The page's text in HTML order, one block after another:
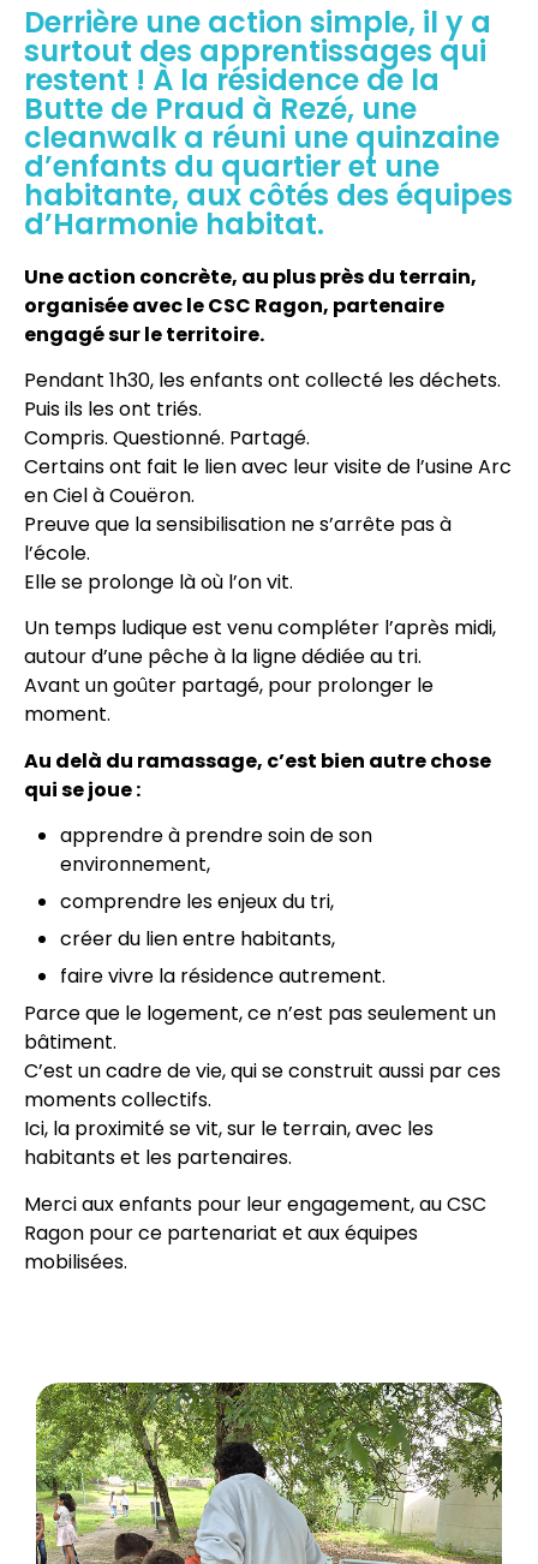
Derrière une action simple, il y a
surtout des apprentissages qui
restent ! À la résidence de la
Butte de Praud à Rezé, une
cleanwalk a réuni une quinzaine
d’enfants du quartier et une
habitante, aux côtés des équipes
d’Harmonie habitat.
Une action concrète, au plus près du terrain,
organisée avec le CSC Ragon, partenaire
engagé sur le territoire.
Pendant 1h30, les enfants ont collecté les déchets.
Puis ils les ont triés.
Compris. Questionné. Partagé.
Certains ont fait le lien avec leur visite de l’usine Arc
en Ciel à Couëron.
Preuve que la sensibilisation ne s’arrête pas à
l’école.
Elle se prolonge là où l’on vit.
Un temps ludique est venu compléter l’après midi,
autour d’une pêche à la ligne dédiée au tri.
Avant un goûter partagé, pour prolonger le
moment.
Au delà du ramassage, c’est bien autre chose
qui se joue :
apprendre à prendre soin de son
environnement,
comprendre les enjeux du tri,
créer du lien entre habitants,
faire vivre la résidence autrement.
Parce que le logement, ce n’est pas seulement un
bâtiment.
C’est un cadre de vie, qui se construit aussi par ces
moments collectifs.
Ici, la proximité se vit, sur le terrain, avec les
habitants et les partenaires.
Merci aux enfants pour leur engagement, au CSC
Ragon pour ce partenariat et aux équipes
mobilisées.